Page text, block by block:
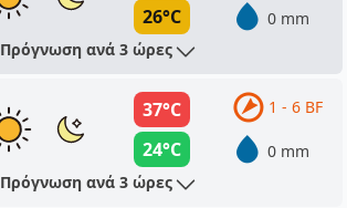
26°C
0 mm
Πρόγνωση ανά 3 ώρες
37°C
24°C
1 - 6 BF
0 mm
Πρόγνωση ανά 3 ώρες